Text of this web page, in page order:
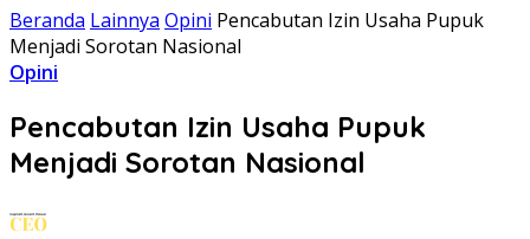
Beranda Lainnya Opini Pencabutan Izin Usaha Pupuk
Menjadi Sorotan Nasional
Opini
Pencabutan Izin Usaha Pupuk
Menjadi Sorotan Nasional